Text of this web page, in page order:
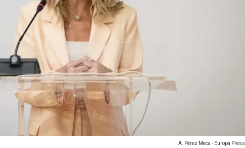
A. Pérez Meca - Europa Press